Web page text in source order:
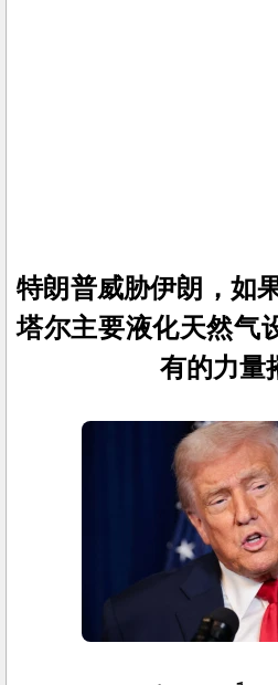
[ZH] 特朗普威胁伊朗，
塔尔主要液化天然气
有的力量